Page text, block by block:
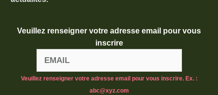
Veuillez renseigner votre adresse email pour vous
inscrire
Veuillez renseigner votre adresse email pour vous inscrire. Ex. :
abc@xyz.com